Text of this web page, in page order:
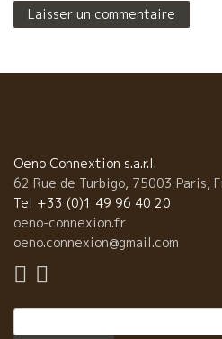
Oeno Connextion s.a.r.l.
62 Rue de Turbigo, 75003 Paris,
Tel +33 (0)1 49 96 40 20
oeno-connexion.fr
oeno.connexion@gmail.com